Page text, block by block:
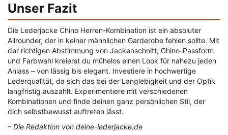
Unser Fazit
Die Lederjacke Chino Herren-Kombination ist ein absoluter
Allrounder, der in keiner männlichen Garderobe fehlen sollte. Mit
der richtigen Abstimmung von Jackenschnitt, Chino-Passform
und Farbwahl kreierst du mühelos einen Look für nahezu jeden
Anlass – von lässig bis elegant. Investiere in hochwertige
Lederqualität, da sich das bei der Langlebigkeit und der Optik
langfristig auszahlt. Experimentiere mit verschiedenen
Kombinationen und finde deinen ganz persönlichen Stil, der
dich selbstbewusst auftreten lässt.
– Die Redaktion von deine-lederjacke.de